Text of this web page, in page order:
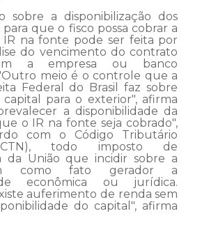
sobre a disponibilização dos
que o fisco possa cobrar a
na fonte pode ser feita por
do vencimento do contrato
a empresa ou banco
meio é o controle que a
Federal do Brasil faz sobre
capital para o exterior", afirma
a disponibilidade da
o IR na fonte seja cobrado",
com o Código Tributário
todo imposto de
da União que incidir sobre a
como fato gerador a
econômica ou jurídica.
auferimento de renda sem
do capital", afirma